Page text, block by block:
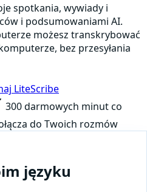
spotkania, wywiady i
i podsumowaniami AI.
możesz transkrybować
bez przesyłania
LiteScribe
300 darmowych minut co
do Twoich rozmów
języku